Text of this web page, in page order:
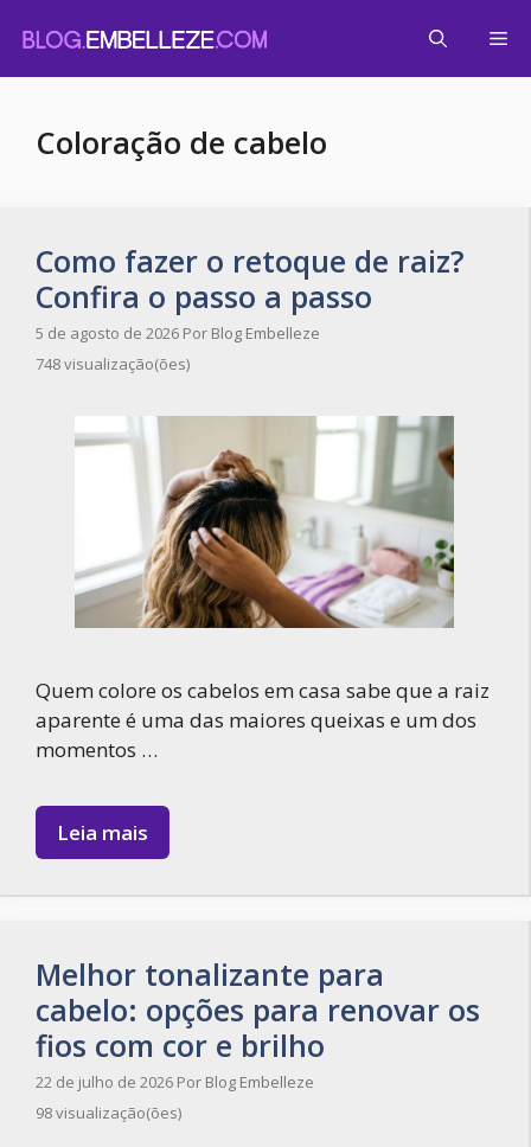
para
o
Coloração de cabelo
Como fazer o retoque de raiz?
Confira o passo a passo
5 de agosto de 2026 Por Blog Embelleze
748 visualização(ões)
Quem colore os cabelos em casa sabe que a raiz
aparente é uma das maiores queixas e um dos
momentos …
Leia mais
Melhor tonalizante para
cabelo: opções para renovar os
fios com cor e brilho
22 de julho de 2026 Por Blog Embelleze
98 visualização(ões)